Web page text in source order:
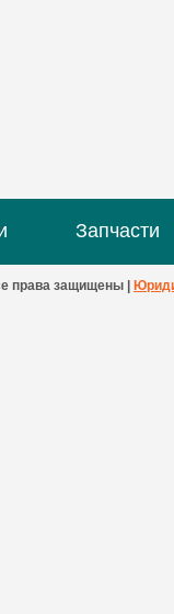
Запчасти
права защищены |